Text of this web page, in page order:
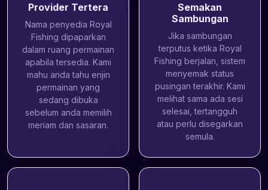
Provider Tertera
Nama penyedia Royal
Fishing dipaparkan
dalam ruang permainan
apabila tersedia. Kami
mahu anda tahu enjin
permainan yang
sedang dibuka
sebelum anda memilih
meriam dan sasaran.
Semakan
Sambungan
Jika sambungan
terputus ketika Royal
Fishing berjalan, sistem
menyemak status
pusingan terakhir. Kami
melihat sama ada sesi
selesai, tertangguh
atau perlu disegarkan
semula.